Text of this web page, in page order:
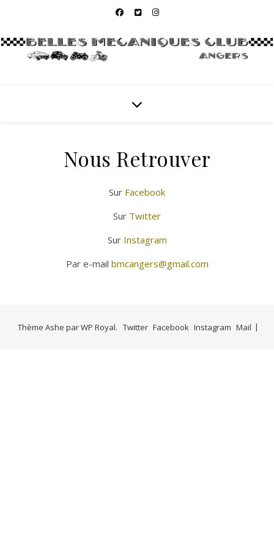
Nous Retrouver
Sur Facebook
Sur Twitter
Sur Instagram
Par e-mail bmcangers@gmail.com
Twitter Facebook Instagram Mail
Thème Ashe parWP Royal.